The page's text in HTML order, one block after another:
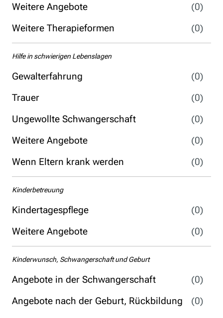
Weitere Angebote
(0)
Weitere Therapieformen
(0)
Hilfe in schwierigen Lebenslagen
Gewalterfahrung
(0)
Trauer
(0)
Ungewollte Schwangerschaft
(0)
Weitere Angebote
(0)
Wenn Eltern krank werden
(0)
Kinderbetreuung
Kindertagespflege
(0)
Weitere Angebote
(0)
Kinderwunsch, Schwangerschaft und Geburt
Angebote in der Schwangerschaft
(0)
Angebote nach der Geburt, Rückbildung
(0)